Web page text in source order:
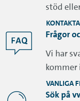
stöd
Frågor
Vi har
kommer
VANLIGA
Sök på